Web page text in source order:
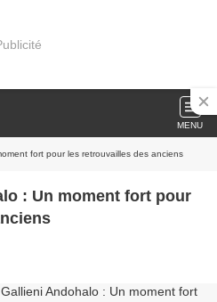
MENU
fort pour les retrouvailles des anciens
: Un moment fort pour